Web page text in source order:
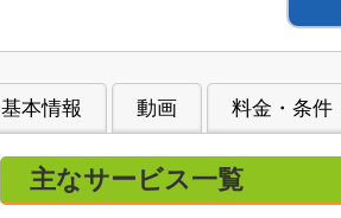
基本情報 動画 料金・条件
主なサービス一覧